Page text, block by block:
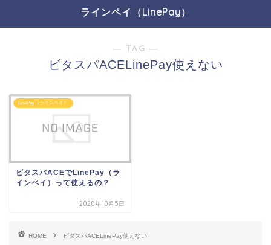
ラインペイ（LinePay）
― TAG ―
ビタスパACELinePay使えない
LinePay（ラインペイ）
ビタスパACEでLinePay（ラ
インペイ）って使えるの？
2020年10月5日
HOME ビタスパACELinePay使えない